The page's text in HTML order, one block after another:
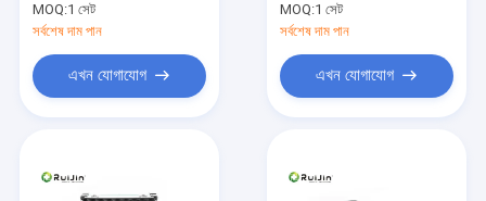
MOQ:1 সেট
সর্বশেষ দাম পান
এখন যোগাযোগ
MOQ:1 সেট
সর্বশেষ দাম পান
এখন যোগাযোগ